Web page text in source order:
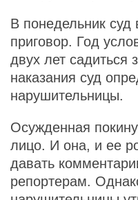
В понедельник суд
приговор. Год
двух лет садиться
наказания суд
нарушительницы.
Осужденная
лицо. И она, и ее
давать
репортерам.